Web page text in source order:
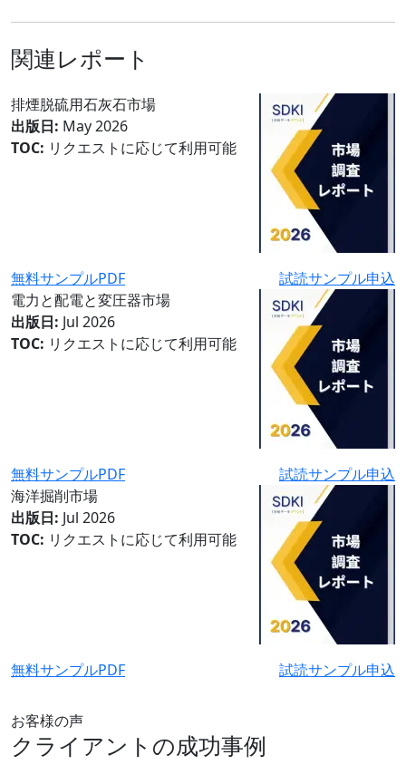
関連レポート
排煙脱硫用石灰石市場
出版日: May 2026
TOC: リクエストに応じて利用可能
無料サンプルPDF
試読サンプル申込
電力と配電と変圧器市場
出版日: Jul 2026
TOC: リクエストに応じて利用可能
無料サンプルPDF
試読サンプル申込
海洋掘削市場
出版日: Jul 2026
TOC: リクエストに応じて利用可能
無料サンプルPDF 試読サンプル申込
お客様の声
クライアントの成功事例